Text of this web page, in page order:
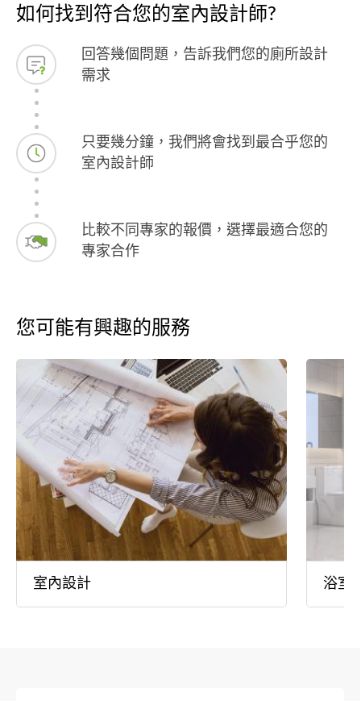
如何找到符合您的室內設計師?
回答幾個問題，告訴我們您的廁所設計
需求
只要幾分鐘，我們將會找到最合乎您的
室內設計師
比較不同專家的報價，選擇最適合您的
專家合作
您可能有興趣的服務
室內設計 浴室